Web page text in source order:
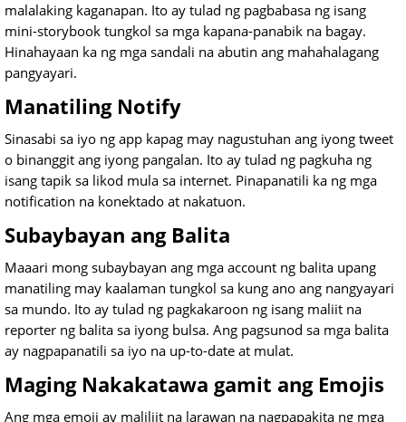
malalaking kaganapan. Ito ay tulad ng pagbabasa ng isang
mini-storybook tungkol sa mga kapana-panabik na bagay.
Hinahayaan ka ng mga sandali na abutin ang mahahalagang
pangyayari.
Manatiling Notify
Sinasabi sa iyo ng app kapag may nagustuhan ang iyong tweet
o binanggit ang iyong pangalan. Ito ay tulad ng pagkuha ng
isang tapik sa likod mula sa internet. Pinapanatili ka ng mga
notification na konektado at nakatuon.
Subaybayan ang Balita
Maaari mong subaybayan ang mga account ng balita upang
manatiling may kaalaman tungkol sa kung ano ang nangyayari
sa mundo. Ito ay tulad ng pagkakaroon ng isang maliit na
reporter ng balita sa iyong bulsa. Ang pagsunod sa mga balita
ay nagpapanatili sa iyo na up-to-date at mulat.
Maging Nakakatawa gamit ang Emojis
Ang mga emoji ay maliliit na larawan na nagpapakita ng mga